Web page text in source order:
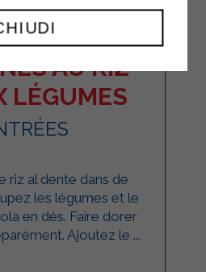
AU RIZ
LÉGUMES
riz al dente dans de
les légumes et le
en dés. Faire dorer
Ajoutez le ...